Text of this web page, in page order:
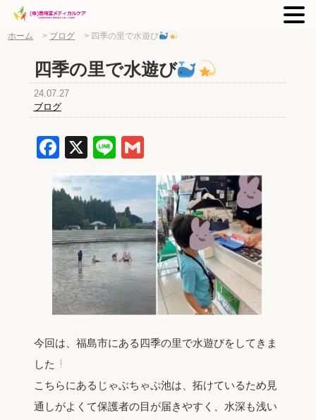
ホーム > ブログ > 四季の里で水遊び
四季の里で水遊び
24.07.27
ブログ
Facebook
X Line
今回は、福島市にある四季の里で水遊びをしてきま
した
こちらにあるじゃぶちゃぷ池は、拓けているため見
通しがよくて保護者の目が届きやすく、水深も浅い